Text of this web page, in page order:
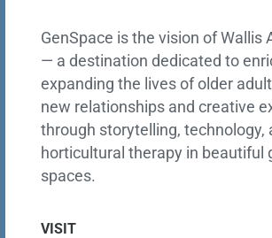
GenSpace is the vision of Wallis
— a destination dedicated to
expanding the lives of older
new relationships and creative
through storytelling, technology,
horticultural therapy in beautiful
spaces.
VISIT